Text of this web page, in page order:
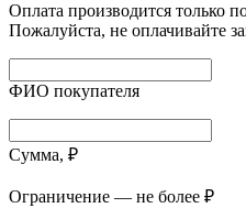
Оплата производится только
Пожалуйста, не оплачивайте
ФИО покупателя
Сумма, ₽
Ограничение — не более ₽